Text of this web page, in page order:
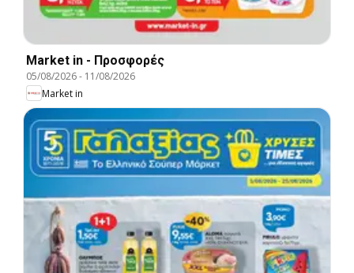
Market in - Προσφορές
05/08/2026- 11/08/2026
Market in